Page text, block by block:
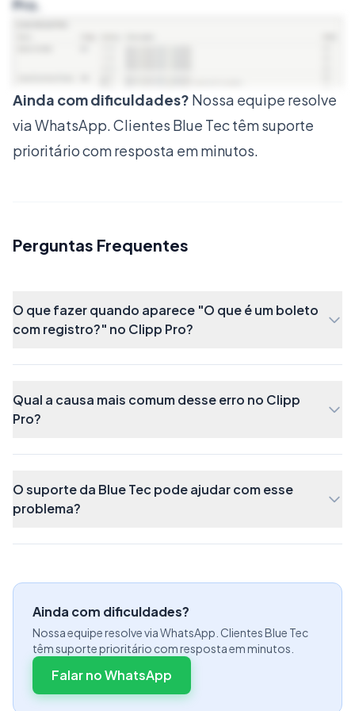
Pro.
400.
Banco Banestes
Ainda com dificuldades? Nossa equipe resolve
via WhatsApp. Clientes Blue Tec têm suporte
prioritário com resposta em minutos.
Perguntas Frequentes
O que fazer quando aparece "O que é um boleto
com registro?" no Clipp Pro?
Qual a causa mais comum desse erro no Clipp
Pro?
O suporte da Blue Tec pode ajudar com esse
problema?
Ainda com dificuldades?
Nossa equipe resolve via WhatsApp. Clientes Blue Tec
têm suporte prioritário com resposta em minutos.
Falar no WhatsApp